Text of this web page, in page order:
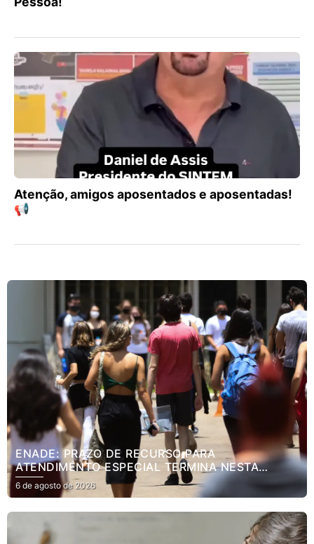
Atenção, amigos aposentados e aposentadas!
📢
ENADE: PRAZO DE RECURSO PARA
ATENDIMENTO ESPECIAL TERMINA NESTA
SEXTA
6 de agosto de 2026